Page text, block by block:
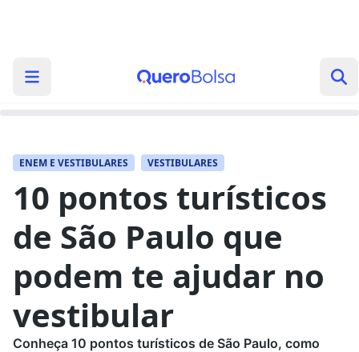
ENEM E VESTIBULARES VESTIBULARES
10 pontos turísticos
de São Paulo que
podem te ajudar no
vestibular
Conheça 10 pontos turísticos de São Paulo, como